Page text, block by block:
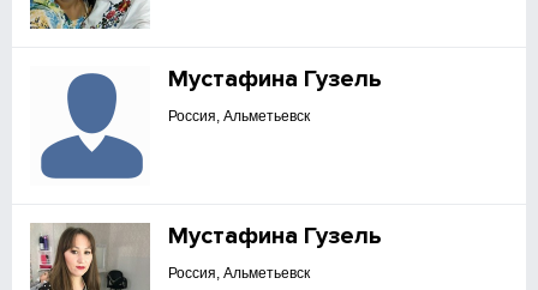
Мустафина Гузель
Россия, Альметьевск
Мустафина Гузель
Россия, Альметьевск